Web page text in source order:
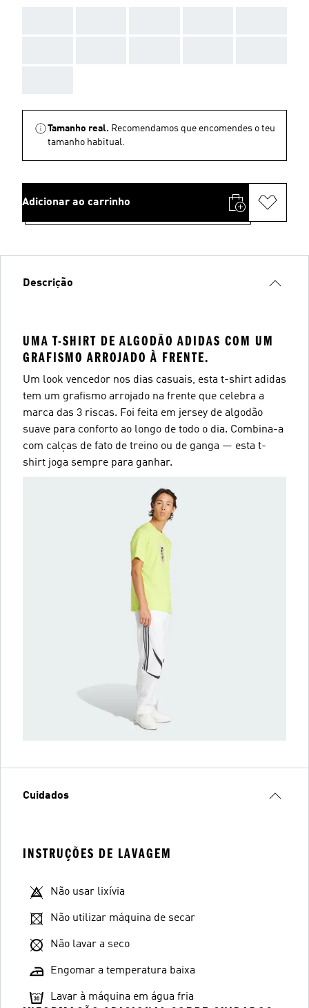
Tamanho real. Recomendamos que encomendes o teu
tamanho habitual.
Adicionar ao carrinho
Descrição
UMA T-SHIRT DE ALGODÃO ADIDAS COM UM
GRAFISMO ARROJADO À FRENTE.
Um look vencedor nos dias casuais, esta t-shirt adidas
tem um grafismo arrojado na frente que celebra a
marca das 3 riscas. Foi feita em jersey de algodão
suave para conforto ao longo de todo o dia. Combina-a
com calças de fato de treino ou de ganga — esta t-
shirt joga sempre para ganhar.
Cuidados
INSTRUÇÕES DE LAVAGEM
Não usar lixívia
Não utilizar máquina de secar
Não lavar a seco
Engomar a temperatura baixa
Lavar à máquina em água fria